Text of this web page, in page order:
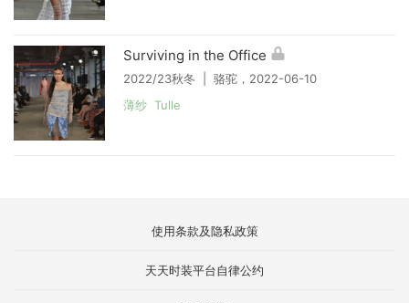
Surviving in the Office
2022/23秋冬 | 骆驼，2022-06-10
薄纱 Tulle
使用条款及隐私政策
天天时装平台自律公约